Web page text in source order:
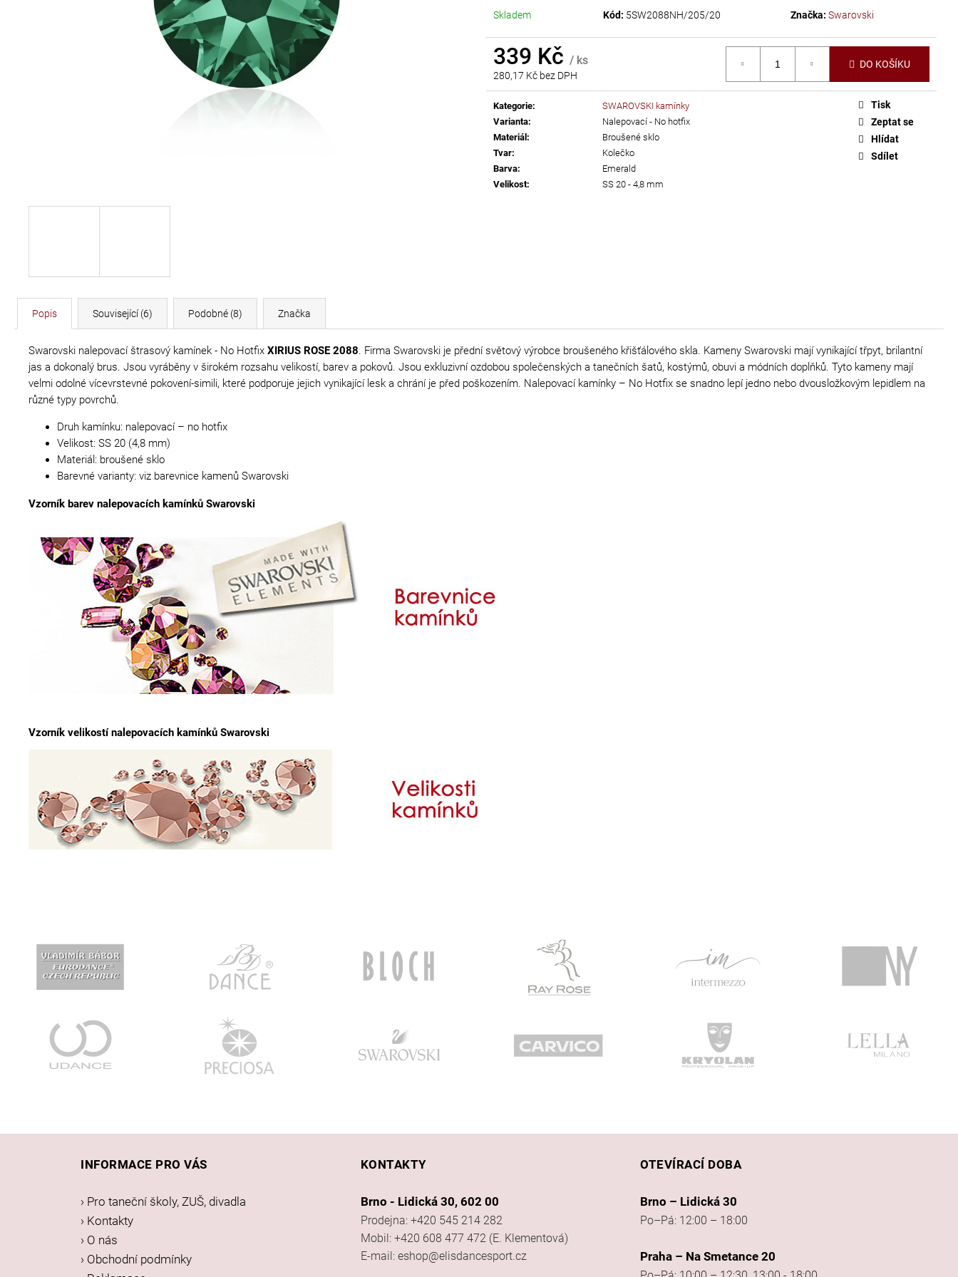
Skladem Kód: 5SW2088NH/205/20 Značka: Swarovski
339 Kč / ks
280,17 Kč bez DPH
Měrná
cena:
DO KOŠÍKU
Kategorie:
SWAROVSKI kamínky
Varianta:
Nalepovací - No hotfix
Materiál:
Broušené sklo
Tvar:
Kolečko
Barva:
Emerald
Velikost: SS 20 - 4,8 mm
Tisk
Zeptat se
Hlídat
Sdílet
Popis Související (6) Podobné (8) Značka
Swarovski nalepovací štrasový kamínek - No Hotfix XIRIUS ROSE 2088. Firma Swarovski je přední světový výrobce broušeného křišťálového skla. Kameny Swarovski mají vynikající třpyt, brilantní
jas a dokonalý brus. Jsou vyráběny v širokém rozsahu velikostí, barev a pokovů. Jsou exkluzivní ozdobou společenských a tanečních šatů, kostýmů, obuvi a módních doplňků. Tyto kameny mají
velmi odolné vícevrstevné pokovení-simili, které podporuje jejich vynikající lesk a chrání je před poškozením. Nalepovací kamínky – No Hotfix se snadno lepí jedno nebo dvousložkovým lepidlem na
různé typy povrchů.
Druh kamínku: nalepovací – no hotfix
Velikost: SS 20 (4,8 mm)
Materiál: broušené sklo
Barevné varianty: viz barevnice kamenů Swarovski
Vzorník barev nalepovacích kamínků Swarovski
Vzorník velikostí nalepovacích kamínků Swarovski
AB
299 Kč
INFORMACE PRO VÁS
› Pro taneční školy, ZUŠ, divadla
› Kontakty
› O nás
› Obchodní podmínky
KONTAKTY
Brno - Lidická 30, 602 00
Prodejna: +420 545 214 282
Mobil: +420 608 477 472 (E. Klementová)
E-mail: eshop@elisdancesport.cz
OTEVÍRACÍ DOBA
Brno – Lidická 30
Po–Pá: 12:00 – 18:00
Praha – Na Smetance 20